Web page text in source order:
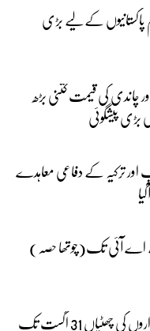
کے لیے بڑی
چاندی کی قیمت کتنی بڑھ
پیشگوئی
اور ترکیہ کے دفاعی معاہدے
اے آئی تک(چوتھا حصہ)
پنجاب میں تعلیمی اداروں کی چھٹیاں 31 اگست تک